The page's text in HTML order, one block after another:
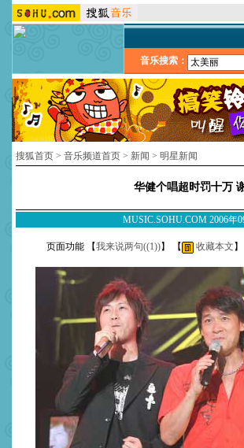
音乐搜索：
搜狐首页 > 音乐频道首页 > 新闻 > 明星新闻
华健个唱超时罚十万
MUSIC.SOHU.COM 2006年
页面功能 【我来说两句((1))】 【 收藏本文